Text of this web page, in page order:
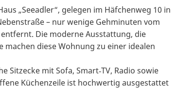
„Seeadler“, gelegen im Häfchenweg 10 in
– nur wenige Gehminuten vom
Die moderne Ausstattung, die
diese Wohnung zu einer idealen
mit Sofa, Smart‑TV, Radio sowie
Küchenzeile ist hochwertig ausgestattet